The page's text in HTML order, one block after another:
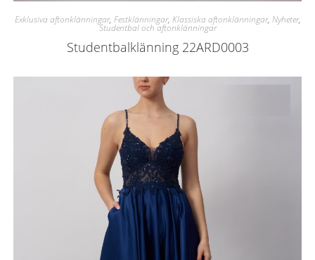
Exklusiva aftonklänningar, Festklänningar, Klassiska aftonklänningar, Nyheter,
Studentbal och aftonklänningar
Studentbalklänning 22ARD0003